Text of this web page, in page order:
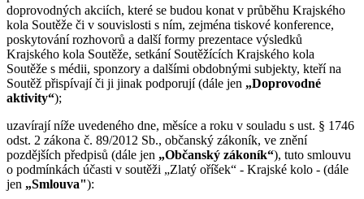
doprovodných akciích, které se budou konat v průběhu Krajského
kola Soutěže či v souvislosti s ním, zejména tiskové konference,
poskytování rozhovorů a další formy prezentace výsledků
Krajského kola Soutěže, setkání Soutěžících Krajského kola
Soutěže s médii, sponzory a dalšími obdobnými subjekty, kteří na
Soutěž přispívají či ji jinak podporují (dále jen „Doprovodné
aktivity“);
uzavírají níže uvedeného dne, měsíce a roku v souladu s ust. § 1746
odst. 2 zákona č. 89/2012 Sb., občanský zákoník, ve znění
pozdějších předpisů (dále jen „Občanský zákoník“), tuto smlouvu
o podmínkách účasti v soutěži „Zlatý oříšek“ - Krajské kolo - (dále
jen „Smlouva"):